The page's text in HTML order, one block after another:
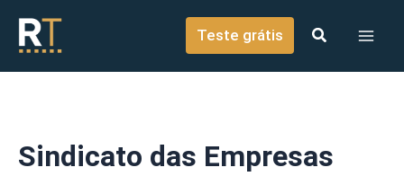
conteúdo
Teste grátis
Sindicato das Empresas